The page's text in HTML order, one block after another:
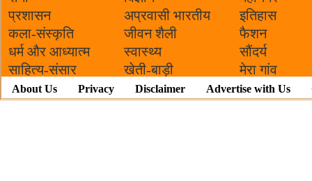
प्रशासन
अप्रवासी भारतीय
इतिहास
कला-संस्कृति
जीवन शैली
फैशन
धर्म और आध्यात्म
स्वास्थ्य
सौंदर्य
साहित्य-संसार
खेती-बाड़ी मेरा गांव
About Us Privacy Disclaimer Advertise with Us